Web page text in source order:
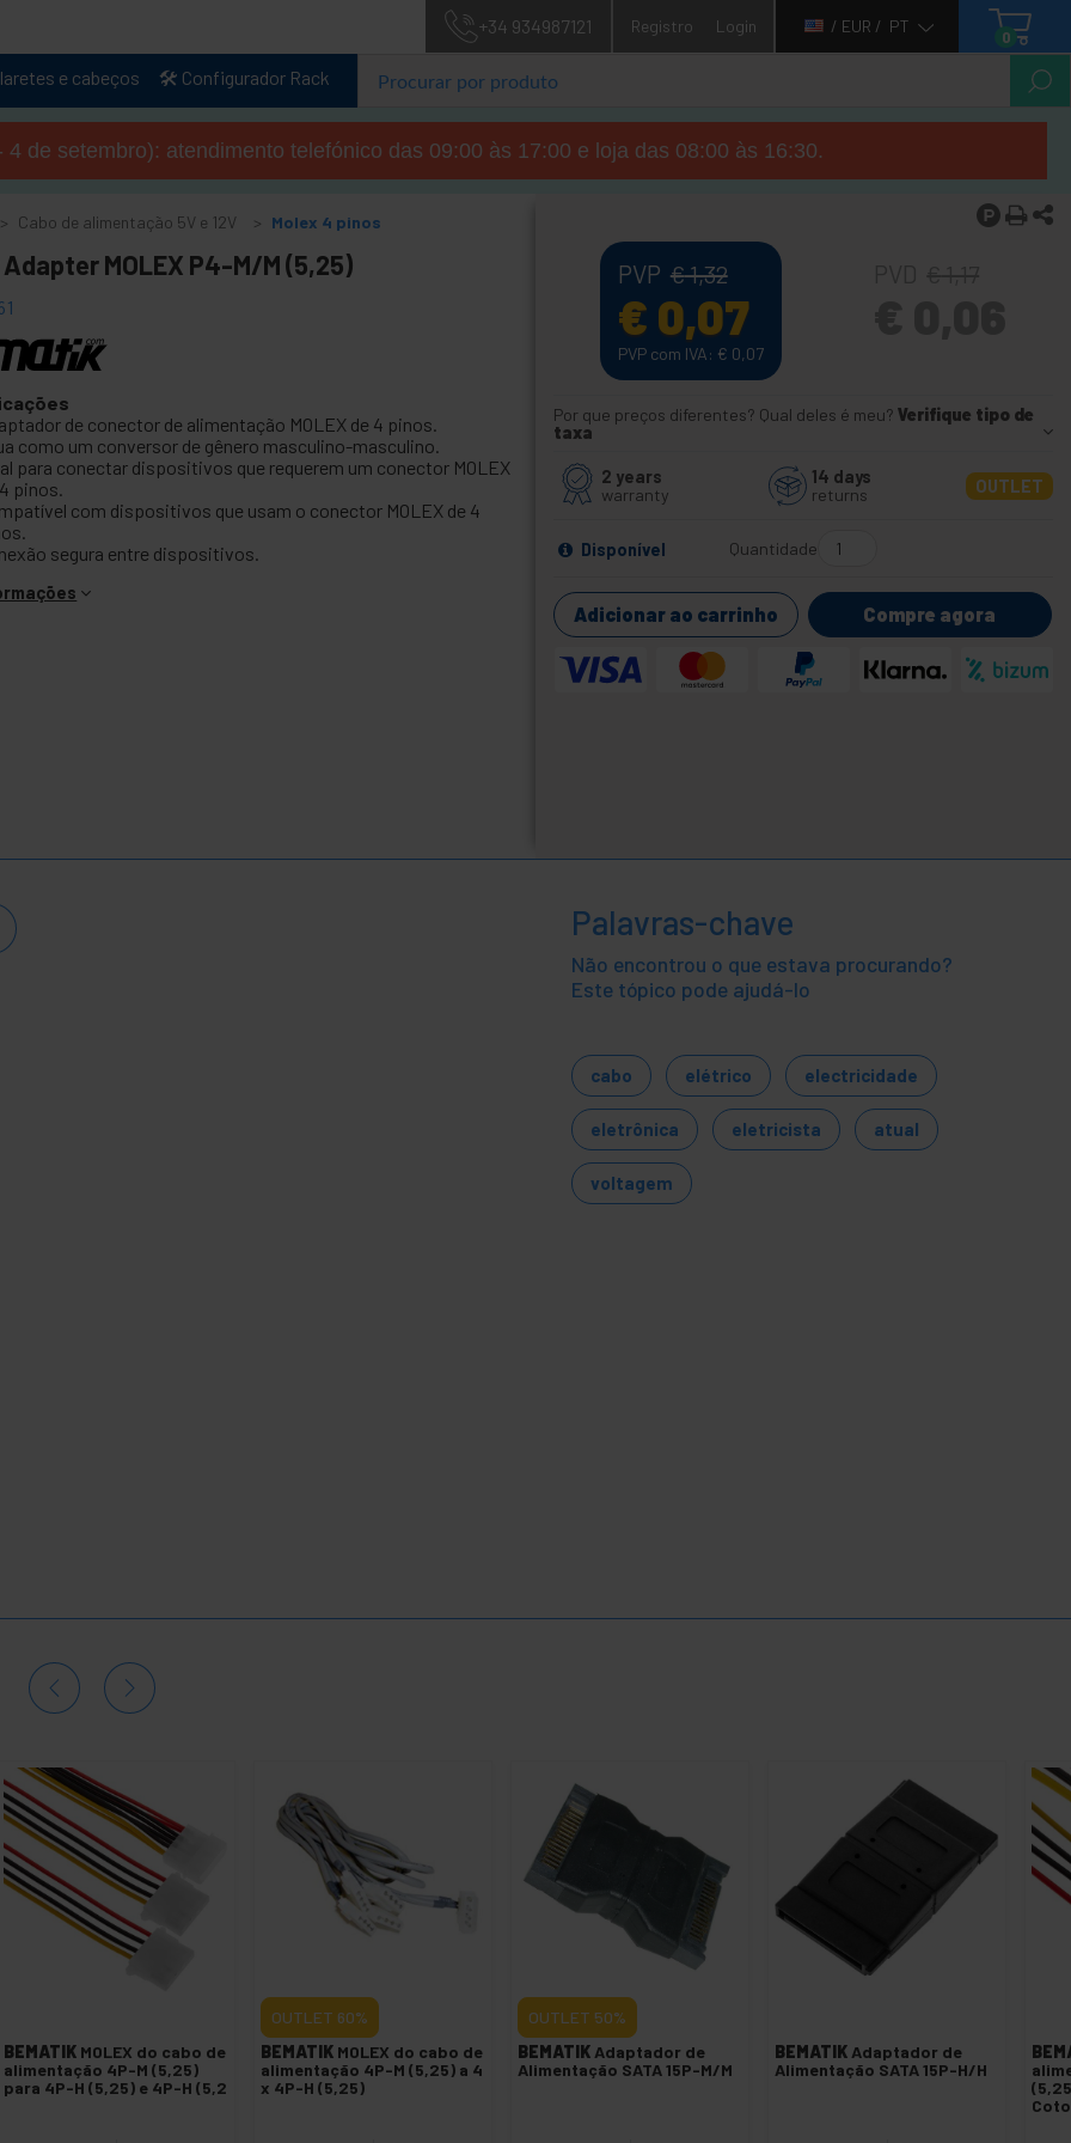
+34 934987121 Registro Login / EUR / PT
0
e cabeços 🛠️ Configurador Rack
de setembro): atendimento telefónico das 09:00 às 17:00 e loja das 08:00 às 16:30.
Cabo de alimentação 5V e 12V Molex 4 pinos
MOLEX P4-M/M (5,25)
de conector de alimentação MOLEX de 4 pinos.
como um conversor de gênero masculino-masculino.
para conectar dispositivos que requerem um conector MOLEX
pinos.
com dispositivos que usam o conector MOLEX de 4
segura entre dispositivos.
PVP €1,32
€ 0,07
PVP com IVA: € 0,07
Por que preços diferentes? Qual deles é meu? Verifique tipo de
taxa
2 years
warranty
14 days
returns
OUTLET
Disponível Quantidade
Adicionar ao carrinho Compre agora
Palavras-chave
Não encontrou o que estava procurando?
Este tópico pode ajudá-lo
cabo elétrico electricidade
eletrônica eletricista atual
voltagem
BEMATIK MOLEX do cabo de
alimentação 4P-M (5,25)
para 4P-H (5,25) e 4P-H (5,2
OUTLET 60%
BEMATIK MOLEX do cabo de
alimentação 4P-M (5,25) a 4
x 4P-H (5,25)
OUTLET 50%
BEMATIK Adaptador de
Alimentação SATA 15P-M/M
BEMATIK Adaptador de
Alimentação SATA 15P-H/H